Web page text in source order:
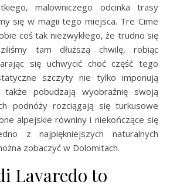
malowniczego odcinka trasy
się w magii tego miejsca. Tre Cime
coś tak niezwykłego, że trudno się
tam dłuższą chwilę, robiąc
się uchwycić choć część tego
szczyty nie tylko imponują
pobudzają wyobraźnię swoją
podnóży rozciągają się turkusowe
alpejskie równiny i niekończące się
z najpiękniejszych naturalnych
zobaczyć w Dolomitach.
Lavaredo to